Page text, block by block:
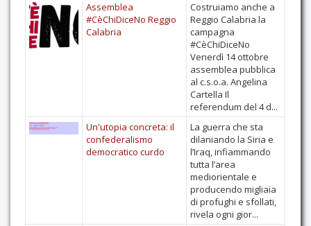
Assemblea
#CèChiDiceNo Reggio
Calabria
Costruiamo anche a
Reggio Calabria la
campagna
#CèChiDiceNo
Venerdì 14 ottobre
assemblea pubblica
al c.s.o.a. Angelina
Cartella Il
referendum del 4 d...
Un'utopia concreta: il
confederalismo
democratico curdo
La guerra che sta
dilaniando la Siria e
l’Iraq, infiammando
tutta l’area
mediorientale e
producendo migliaia
di profughi e sfollati,
rivela ogni gior...